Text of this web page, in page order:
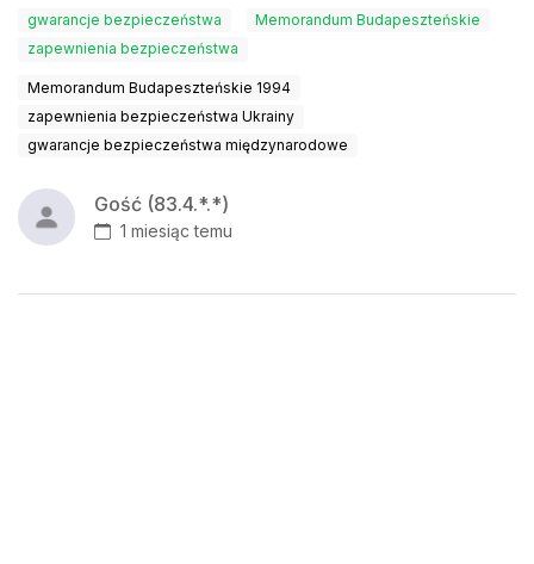
gwarancje bezpieczeństwa
Memorandum Budapeszteńskie
zapewnienia bezpieczeństwa
Memorandum Budapeszteńskie 1994
zapewnienia bezpieczeństwa Ukrainy
gwarancje bezpieczeństwa międzynarodowe
Gość (83.4.*.*)
1 miesiąc temu